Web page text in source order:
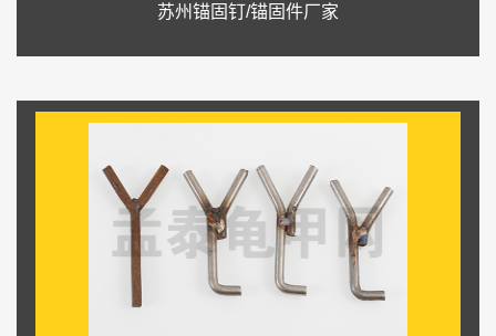
苏州锚固钉/锚固件厂家